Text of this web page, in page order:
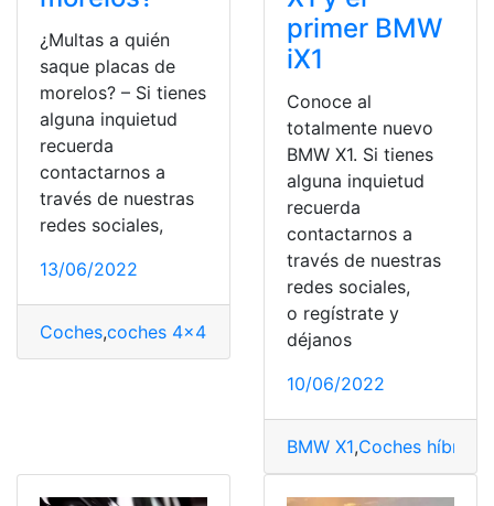
¿Multas a quién
saque placas de
morelos? – Si tienes
alguna inquietud
recuerda
contactarnos a
través de nuestras
redes sociales,
13/06/2022
Coches,coches 4×4 Coches eléctricos
primer BMW
iX1
Conoce al
totalmente nuevo
BMW X1. Si tienes
alguna inquietud
recuerda
contactarnos a
través de nuestras
redes sociales,
o regístrate y
déjanos
10/06/2022
BMW X1,Coches híbridos